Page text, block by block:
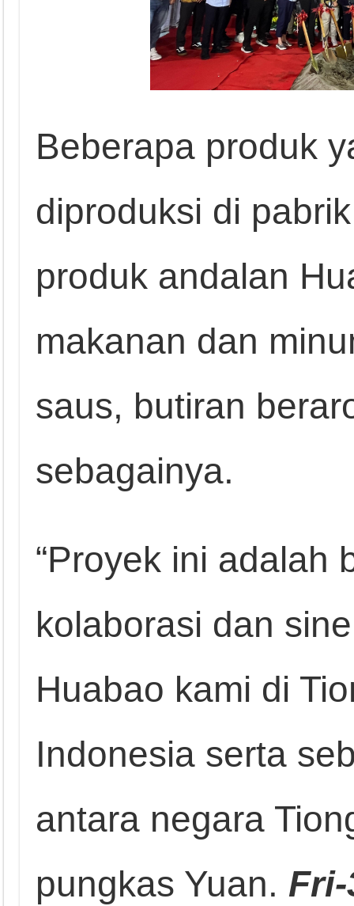
Beberapa produk
diproduksi di
produk andalan
makanan dan
saus, butiran
sebagainya.
“Proyek ini adalah
kolaborasi dan
Huabao kami di
Indonesia serta
antara negara
pungkas Yuan.